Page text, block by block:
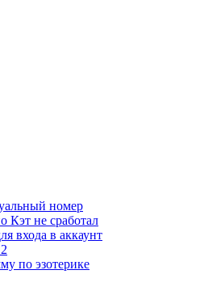
номер
Кэт не сработал
входа в аккаунт
по эзотерике